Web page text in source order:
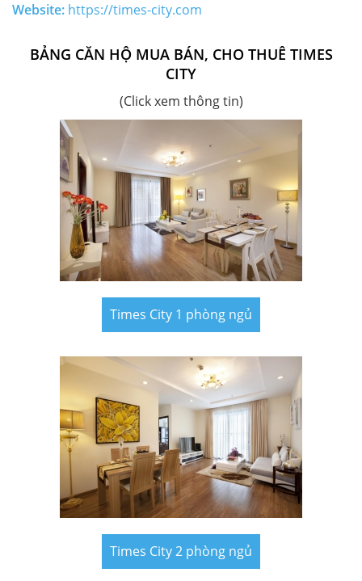
Website: https://times-city.com
BẢNG CĂN HỘ MUA BÁN, CHO THUÊ TIMES
CITY
(Click xem thông tin)
Times City 1 phòng ngủ
Times City 2 phòng ngủ